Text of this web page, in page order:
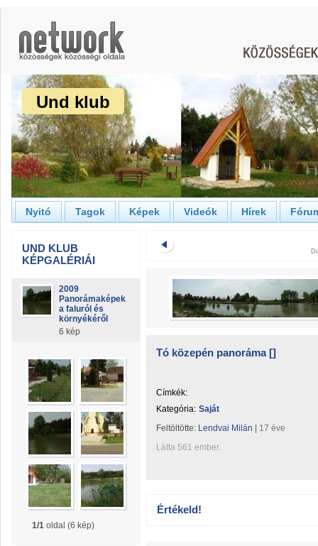
Und klub
Nyitó Tagok Képek Videók Hírek
UND KLUB
KÉPGALÉRIÁI
2009
Panorámaképek
a faluról és
környékéről
6 kép
1/1 oldal (6 kép)
Tó közepén panoráma []
Címkék:
Kategória: Saját
Feltöltötte: Lendvai Milán
17 éve
Látta 561 ember.
Értékeld!